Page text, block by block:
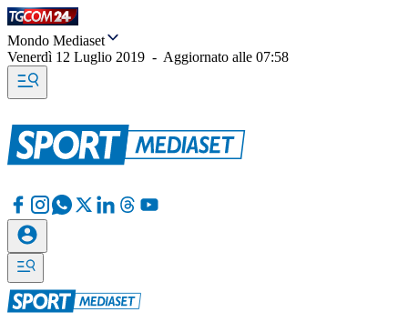
Mondo Mediaset
Venerdì 12 Luglio 2019 - Aggiornato alle 07:58